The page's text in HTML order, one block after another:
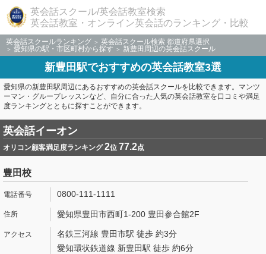
英会話スクール/英会話教室検索
英会話教室・オンライン英会話のランキング・比較
英会話スクールランキング
英会話スクール検索 都道府県選択
愛知県の駅・市区町村から探す
新豊田周辺の英会話スクール
新豊田駅でおすすめの英会話教室3選
愛知県の新豊田駅周辺にあるおすすめの英会話スクールを比較できます。マンツ
ーマン・グループレッスンなど、自分に合った人気の英会話教室を口コミや満足
度ランキングとともに探すことができます。
英会話イーオン
オリコン顧客満足度ランキング2位 77.2点
豊田校
0800-111-1111
愛知県豊田市西町1-200 豊田参合館2F
名鉄三河線 豊田市駅 徒歩 約3分
愛知環状鉄道線 新豊田駅 徒歩 約6分